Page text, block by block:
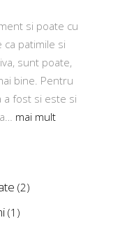
si poate cu
patimile si
sunt poate,
bine. Pentru
a fost si este si
mai mult
(2)
(1)